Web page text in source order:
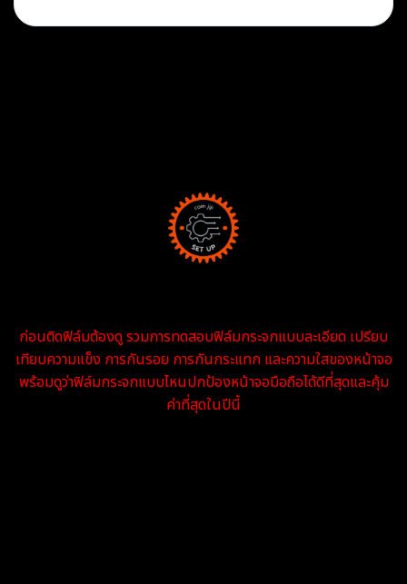
ก่อนติดฟิล์มต้องดู รวมการทดสอบฟิล์มกระจกแบบละเอียด เปรียบ
เทียบความแข็ง การกันรอย การกันกระแทก และความใสของหน้าจอ
พร้อมดูว่าฟิล์มกระจกแบบไหนปกป้องหน้าจอมือถือได้ดีที่สุดและคุ้ม
ค่าที่สุดในปีนี้